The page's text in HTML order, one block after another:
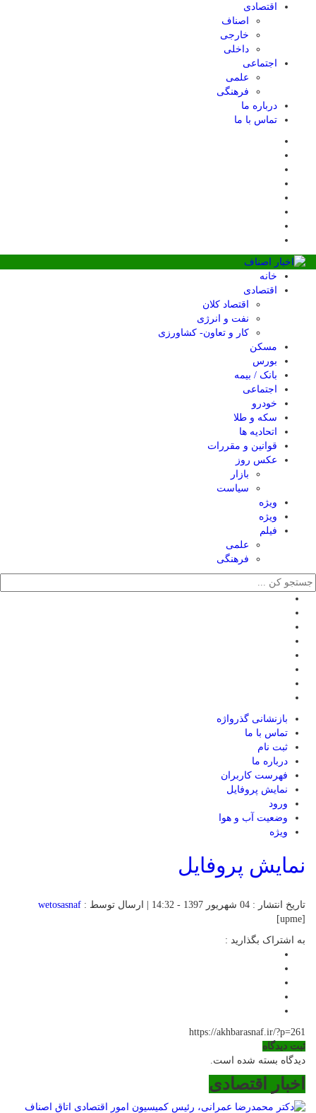
اقتصادی
اصناف
خارجی
داخلی
اجتماعی
علمی
فرهنگی
درباره ما
تماس با ما
خانه
اقتصادی
اقتصاد کلان
نفت و انرژی
کار و تعاون- کشاورزی
مسکن
بورس
بانک / بیمه
اجتماعی
خودرو
سکه و طلا
اتحادیه ها
قوانین و مقررات
عکس روز
بازار
سیاست
ویژه
ویژه
فیلم
علمی
فرهنگی
بازنشانی گذرواژه
تماس با ما
ثبت نام
درباره ما
فهرست کاربران
نمایش پروفایل
ورود
وضعیت آب و هوا
ویژه
نمایش پروفایل
تاریخ انتشار : 04 شهریور 1397 - 14:32 | ارسال توسط :
wetosasnaf
[upme]
به اشتراک بگذارید :
https://akhbarasnaf.ir/?p=261
ثبت دیدگاه
دیدگاه بسته شده است.
اخبار اقتصادی